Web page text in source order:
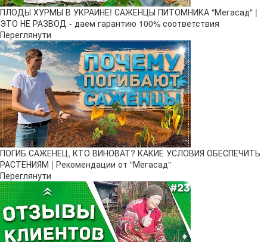
ПЛОДЫ ХУРМЫ В УКРАИНЕ! САЖЕНЦЫ ПИТОМНИКА "Мегасад" |
ЭТО НЕ РАЗВОД - даем гарантию 100% соответствия
Переглянути
ПОГИБ САЖЕНЕЦ, КТО ВИНОВАТ? КАКИЕ УСЛОВИЯ ОБЕСПЕЧИТЬ
РАСТЕНИЯМ | Рекомендации от "Мегасад"
Переглянути